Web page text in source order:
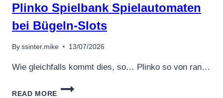
SLOT
MACHINE
OR
AND
MAY
TO
Plinko Spielbank Spielautomaten
bei Bügeln-Slots
By ssinter.mike 13/07/2026
Wie gleichfalls kommt dies, so… Plinko so von ran…
READ MORE
DIES